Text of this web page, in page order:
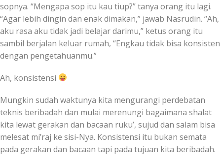
sopnya. “Mengapa sop itu kau tiup?” tanya orang itu lagi.
“Agar lebih dingin dan enak dimakan,” jawab Nasrudin. “Ah,
aku rasa aku tidak jadi belajar darimu,” ketus orang itu
sambil berjalan keluar rumah, “Engkau tidak bisa konsisten
dengan pengetahuanmu.”
Ah, konsistensi
Mungkin sudah waktunya kita mengurangi perdebatan
teknis beribadah dan mulai merenungi bagaimana shalat
kita lewat gerakan dan bacaan ruku’, sujud dan salam bisa
melesat mi’raj ke sisi-Nya. Konsistensi itu bukan semata
pada gerakan dan bacaan tapi pada tujuan kita beribadah.